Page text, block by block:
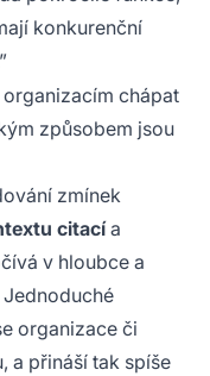
konkurenční
chápat
způsobem jsou
zmínek
citacía
v hloubce a
organizace či
a přináší tak spíše